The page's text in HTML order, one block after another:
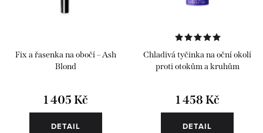
Fix a řasenka na obočí – Ash
Blond
1 405 Kč
DETAIL
Chladivá tyčinka na oční okolí
proti otokům a kruhům
1 458 Kč
DETAIL